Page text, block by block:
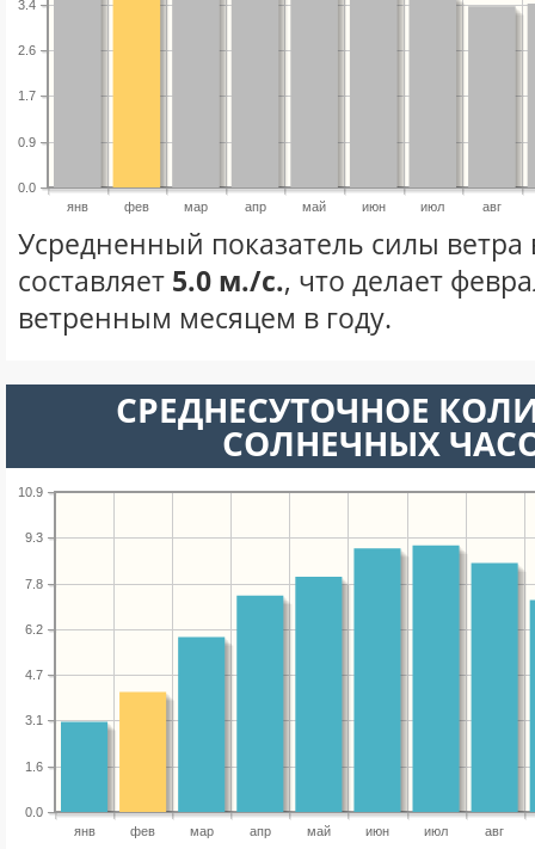
янв фев мар апр май июн июл авг
0.0
0.9
1.7
2.6
3.4
Усредненный показатель силы ветра
составляет 5.0 м./с., что делает
ветренным месяцем в году.
СРЕДНЕСУТОЧНОЕ
СОЛНЕЧНЫХ
янв фев мар апр май июн июл авг
0.0
1.6
3.1
4.7
6.2
7.8
9.3
10.9